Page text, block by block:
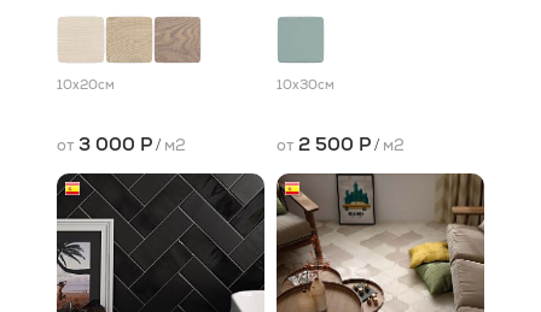
10x20см
от 3 000 Р/ м2
10x30см
от 2 500 Р/ м2